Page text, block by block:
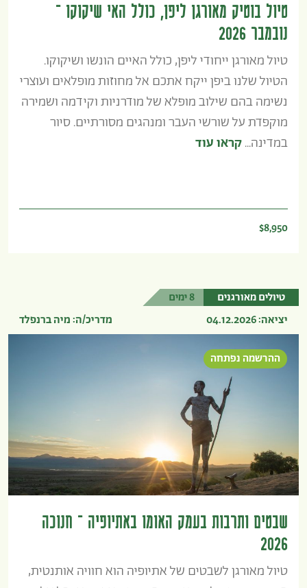
טיול בוטיק מאורגן ליפן, כולל האי שיקוקו –
נובמבר 2026
טיול מאורגן ייחודי ליפן, כולל האיים הונשו ושיקוקו.
הטיול שלנו ביפן ייקח אתכם אל מחוזות מופלאים ועוצרי
נשימה בהם שילוב מופלא של מודרניות וקידמה ושמירה
מוקפדת על שורשי העבר ומנהגים מסורתיים. סיור
במדינה...קראו עוד
$8,950
טיולים מאורגנים 8 ימים
יציאה: 04.12.2026 מדריכ/ה: מיה ברנפלד
ההרשמה נפתחה
שבטים ותרבות בעמק האומו באתיופיה – חנוכה
2026
טיול מאורגן לשבטים של אתיופיה הוא חוויה אותנטית,